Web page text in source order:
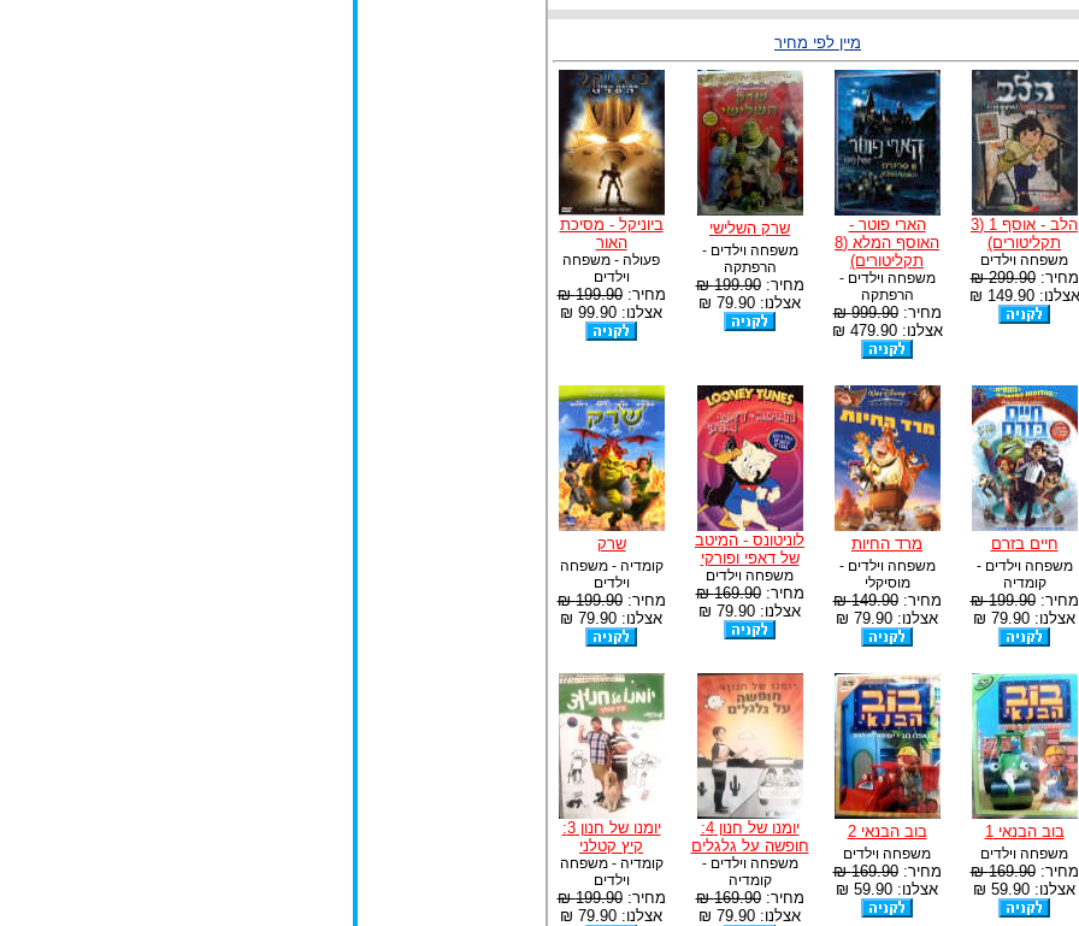
מיין לפי מחיר
הלב - אוסף 1 (3
תקליטורים)
משפחה וילדים
מחיר:299.90 ₪
אצלנו: 149.90 ₪
הארי פוטר -
האוסף המלא (8
תקליטורים)
משפחה וילדים -
הרפתקה
מחיר:999.90 ₪
אצלנו: 479.90 ₪
שרק השלישי
משפחה וילדים -
הרפתקה
מחיר:199.90 ₪
אצלנו: 79.90 ₪
ביוניקל - מסיכת
האור
פעולה - משפחה
וילדים
מחיר:199.90 ₪
אצלנו: 99.90 ₪
חיים בזרם
משפחה וילדים -
קומדיה
מחיר:199.90 ₪
אצלנו: 79.90 ₪
מרד החיות
משפחה וילדים -
מוסיקלי
מחיר:149.90 ₪
אצלנו: 79.90 ₪
לוניטונס - המיטב
של דאפי ופורקי
משפחה וילדים
מחיר:169.90 ₪
אצלנו: 79.90 ₪
שרק
קומדיה - משפחה
וילדים
מחיר:199.90 ₪
אצלנו: 79.90 ₪
בוב הבנאי 1
משפחה וילדים
מחיר:169.90 ₪
אצלנו: 59.90 ₪
בוב הבנאי 2
משפחה וילדים
מחיר:169.90 ₪
אצלנו: 59.90 ₪
יומנו של חנון 4:
חופשה על גלגלים
משפחה וילדים -
קומדיה
מחיר:169.90 ₪
אצלנו: 79.90 ₪
יומנו של חנון 3:
קיץ קטלני
קומדיה - משפחה
וילדים
מחיר:199.90 ₪
אצלנו: 79.90 ₪